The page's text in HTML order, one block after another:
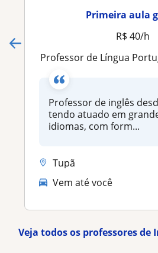
Primeira aula
R$ 40/h
Professor de Língua
Professor de inglês
tendo atuado em
idiomas, com form...
Tupã
Vem até você
Veja todos os professores de